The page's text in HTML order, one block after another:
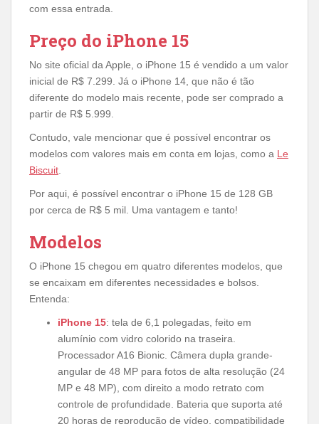
com essa entrada.
Preço do iPhone 15
No site oficial da Apple, o iPhone 15 é vendido a um valor
inicial de R$ 7.299. Já o iPhone 14, que não é tão
diferente do modelo mais recente, pode ser comprado a
partir de R$ 5.999.
Contudo, vale mencionar que é possível encontrar os
modelos com valores mais em conta em lojas, como a Le
Biscuit
Por aqui, é possível encontrar o iPhone 15 de 128 GB
por cerca de R$ 5 mil. Uma vantagem e tanto!
Modelos
O iPhone 15 chegou em quatro diferentes modelos, que
se encaixam em diferentes necessidades e bolsos.
Entenda:
iPhone 15: tela de 6,1 polegadas, feito em
alumínio com vidro colorido na traseira.
Processador A16 Bionic. Câmera dupla grande-
angular de 48 MP para fotos de alta resolução (24
MP e 48 MP), com direito a modo retrato com
controle de profundidade. Bateria que suporta até
20 horas de reprodução de vídeo, compatibilidade